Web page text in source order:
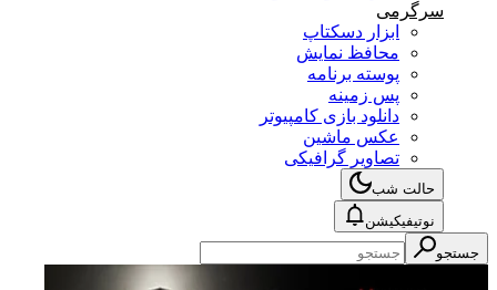
سرگرمی
ابزار دسکتاپ
محافظ نمایش
پوسته برنامه
پس زمینه
دانلود بازی کامپیوتر
عکس ماشین
تصاویر گرافیکی
حالت شب
نوتیفیکیشن
جستجو